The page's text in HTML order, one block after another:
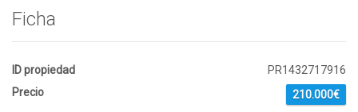
Ficha
ID propiedad
PR1432717916
Precio
210.000€